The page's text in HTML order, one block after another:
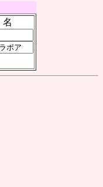
名